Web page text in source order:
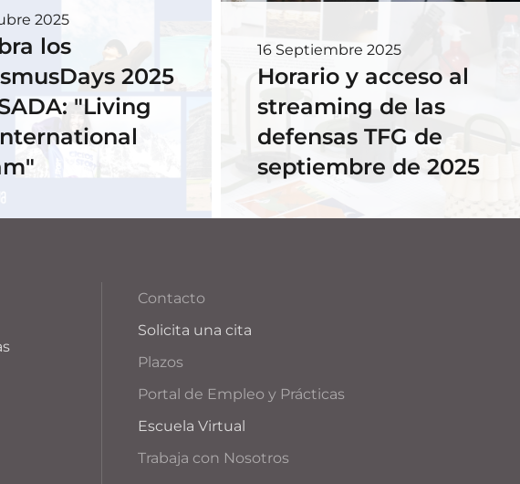
2025
los
2025
"Living
16 Septiembre 2025
Horario y acceso al
streaming de las
defensas TFG de
septiembre de 2025
Contacto
Solicita una cita
Plazos
Portal de Empleo y Prácticas
Escuela Virtual
Trabaja con Nosotros